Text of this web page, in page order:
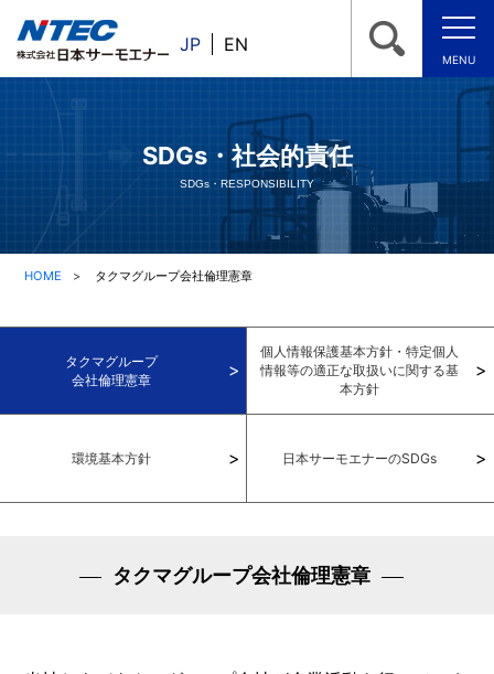
MENU
JP EN
SDGs・社会的責任
SDGs・RESPONSIBILITY
HOME タクマグループ会社倫理憲章
タクマグループ
会社倫理憲章
個人情報保護基本方針・特定個人
情報等の適正な取扱いに関する基
本方針
環境基本方針 日本サーモエナーのSDGs
タクマグループ会社倫理憲章